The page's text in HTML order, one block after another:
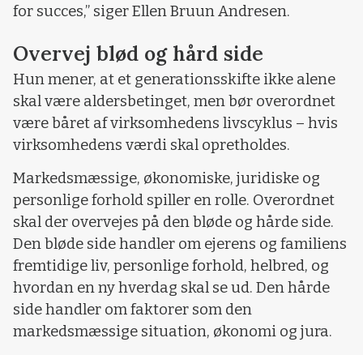
for succes,” siger Ellen Bruun Andresen.
Overvej blød og hård side
Hun mener, at et generationsskifte ikke alene
skal være aldersbetinget, men bør overordnet
være båret af virksomhedens livscyklus – hvis
virksomhedens værdi skal opretholdes.
Markedsmæssige, økonomiske, juridiske og
personlige forhold spiller en rolle. Overordnet
skal der overvejes på den bløde og hårde side.
Den bløde side handler om ejerens og familiens
fremtidige liv, personlige forhold, helbred, og
hvordan en ny hverdag skal se ud. Den hårde
side handler om faktorer som den
markedsmæssige situation, økonomi og jura.